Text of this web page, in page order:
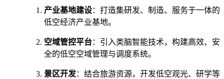
产业基地建设：打造集研发、制造、服务于一体的
低空经济产业基地。
空域管控平台：引入类脑智能技术，构建高效、安
全的低空空域管理与调度系统。
景区开发：结合旅游资源，开发低空观光、研学等